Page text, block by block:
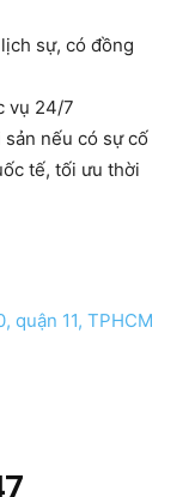
sự, có đồng
vụ 24/7
nếu có sự cố
tế, tối ưu thời
quận 11, TPHCM